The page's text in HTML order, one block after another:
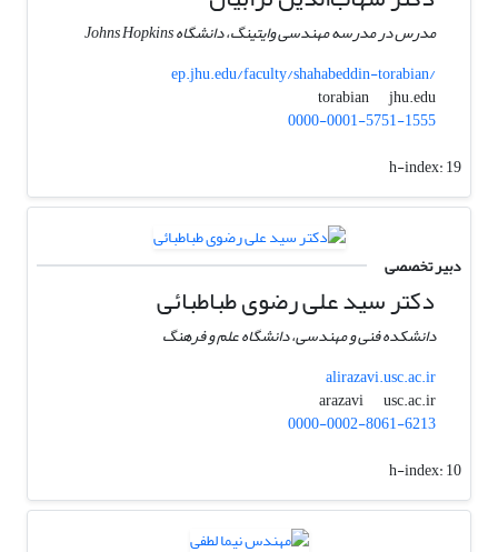
مدرس در مدرسه مهندسی وایتینگ، دانشگاه Johns Hopkins
ep.jhu.edu/faculty/shahabeddin-torabian/
torabian
jhu.edu
0000-0001-5751-1555
h-index:19
دبیر تخصصی
دکتر سید علی رضوی طباطبائی
دانشکده فنی و مهندسی، دانشگاه علم و فرهنگ
alirazavi.usc.ac.ir
arazavi
usc.ac.ir
0000-0002-8061-6213
h-index:10